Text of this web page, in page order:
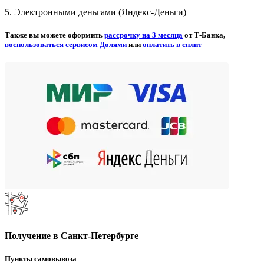
5. Электронными деньгами (Яндекс-Деньги)
Также вы можете оформить рассрочку на 3 месяца от Т-Банка,
воспользоваться сервисом Долями или оплатить в сплит
Получение в Санкт-Петербурге
Пункты самовывоза